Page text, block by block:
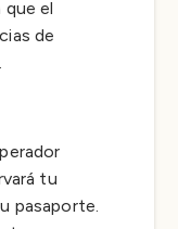
que el
de
tu
pasaporte.